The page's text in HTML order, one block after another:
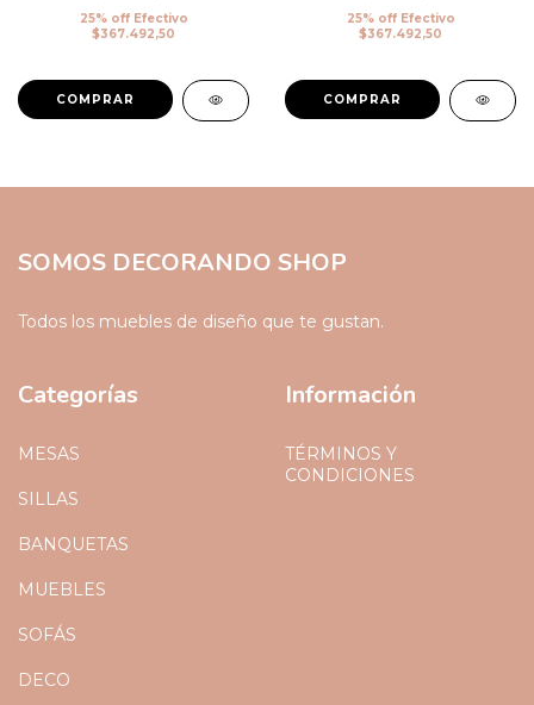
25% off Efectivo
$367.492,50
COMPRAR
25% off Efectivo
$367.492,50
COMPRAR
SOMOS DECORANDO SHOP
Todos los muebles de diseño que te gustan.
Categorías
MESAS
SILLAS
BANQUETAS
MUEBLES
SOFÁS
DECO
Información
TÉRMINOS Y
CONDICIONES